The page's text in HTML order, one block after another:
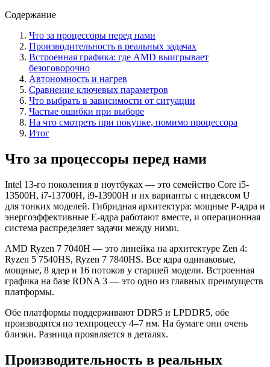
Содержание
Что за процессоры перед нами
Производительность в реальных задачах
Встроенная графика: где AMD выигрывает
безоговорочно
Автономность и нагрев
Сравнение ключевых параметров
Что выбрать в зависимости от ситуации
Частые ошибки при выборе
На что смотреть при покупке, помимо процессора
Итог
Что за процессоры перед нами
Intel 13-го поколения в ноутбуках — это семейство Core i5-
13500H, i7-13700H, i9-13900H и их варианты с индексом U
для тонких моделей. Гибридная архитектура: мощные P-ядра и
энергоэффективные E-ядра работают вместе, и операционная
система распределяет задачи между ними.
AMD Ryzen 7 7040H — это линейка на архитектуре Zen 4:
Ryzen 5 7540HS, Ryzen 7 7840HS. Все ядра одинаковые,
мощные, 8 ядер и 16 потоков у старшей модели. Встроенная
графика на базе RDNA 3 — это одно из главных преимуществ
платформы.
Обе платформы поддерживают DDR5 и LPDDR5, обе
производятся по техпроцессу 4–7 нм. На бумаге они очень
близки. Разница проявляется в деталях.
Производительность в реальных